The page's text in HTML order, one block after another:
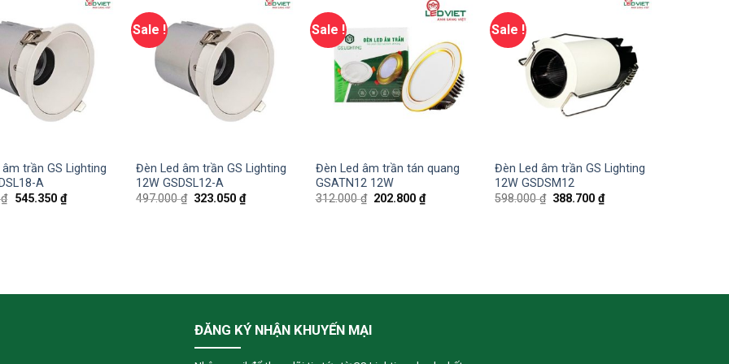
trần GS Lighting
A
₫ 545.350 ₫
Sale !
Đèn Led âm trần GS Lighting
12W GSDSL12-A
497.000₫ 323.050₫
Sale !
Đèn Led âm trần tán quang
GSATN12 12W
312.000₫ 202.800 ₫
Sale !
Đèn Led âm trần GS Lighting
12W GSDSM12
598.000₫ 388.700₫
ĐĂNG KÝ NHẬN KHUYẾN MẠI